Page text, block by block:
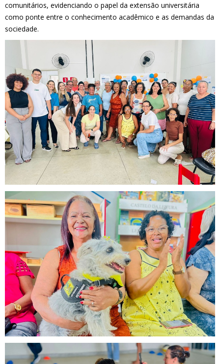
comunitários, evidenciando o papel da extensão universitária
como ponte entre o conhecimento acadêmico e as demandas da
sociedade.